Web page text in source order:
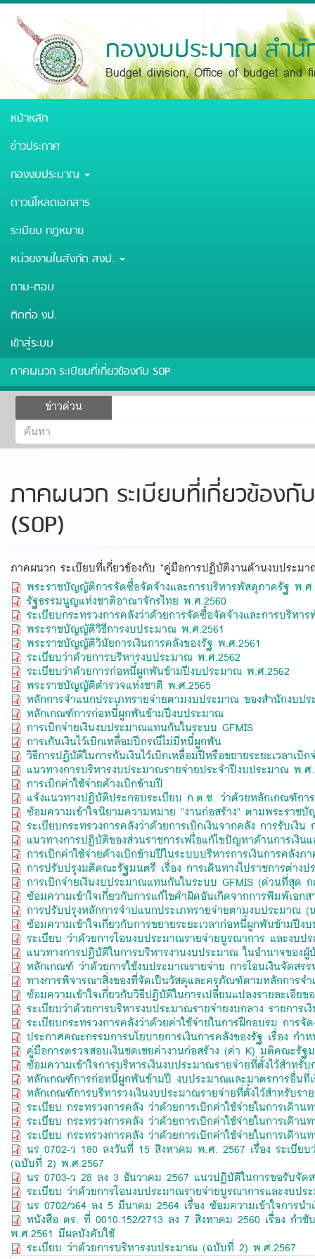
Skip
กองงบประมาณ สำนั
Budget division, Office of budget and
หน้าหลัก
ข่าวประกาศ
กองงบประมาณ
ดาวน์โหลดเอกสาร
ระเบียบ กฎหมาย
หน่วยงานในสังกัด สงป.
ถาม-ตอบ
ติดต่อ งป.
เข้าสู่ระบบ
ภาคผนวก ระเบียบที่เกี่ยวข้องกับ SOP
ข่าวด่วน
ฟอร์ม
ค้นหา
ค้นหา
ภาคผนวก ระเบียบที่เกี่ยวข้อ
(SOP)
ภาคผนวก ระเบียบที่เกี่ยวข้องกับ "คู่มือการปฏิบัติงานด้านงบประม
พระราชบัญญัติการจัดซื้อจัดจ้างและการบริหารพัสดุภาครัฐ พ.ศ
รัฐธรรมนูญแห่งชาติอาณาจักรไทย พ.ศ.2560
ระเบียบกระทรวงการคลังว่าด้วยการจัดซื้อจัดจ้างและการบริหา
พระราชบัญญัติวิธีการงบประมาณ พ.ศ.2561
พระราชบัญญัติวินัยการเงินการคลังของรัฐ พ.ศ.2561
ระเบียบว่าด้วยการบริหารงบประมาณ พ.ศ.2562
ระเบียบว่าด้วยการก่อหนี้ผูกพันข้ามปีงบประมาณ พ.ศ.2562
พระราชบัญญัติตำรวจแห่งชาติ พ.ศ.2565
หลักการจำแนกประเภทรายจ่ายตามงบประมาณ ของสำนักงบป
หลักเกณฑ์การก่อหนี้ผูกพันข้ามปีงบประมาณ
การเบิกจ่ายเงินงบประมาณแทนกันในระบบ GFMIS
การเกันเงินไว้เบิกเหลื่อมปีกรณีไม่มีหนี้ผูกพัน
วิธีการปฏิบัติในการกันเงินไว้เบิกเหลื่อมปีหรือขยายระยะเวลาเ
แนวทางการบริหารงบประมาณรายจ่ายประจำปีงบประมาณ พ.
การเบิกค่าใช้จ่ายค้างเบิกข้ามปี
แจ้งแนวทางปฏิบัติประกอบระเบียบ ก.ต.ช. ว่าด้วยหลักเกณฑ์ก
ซ้อมความเข้าใจนิยามความหมาย "งานก่อสร้าง" ตามพระรา
ระเบียบกระทรวงการคลังว่าด้วยการเบิกเงินจากคลัง การรับเงิ
แนวทางการปฏิบัติของส่วนราชการเพเื่อแก้ไขปัญหาด้านการเงิน
การเบิกค่าใช้จ่ายค้างเบิกข้ามปีในระบบบริหารการเงินการคลัง
การปรับปรุงมติคณะรัฐมนตรี เรื่อง การเดินทางไปราชการต่าง
การเบิกจ่ายเงินงบประมาณแทนกันในระบบ GFMIS (ด่วนที่สุด ก
ซ้อมความเข้าใจเกี่่ยวกับการแก้ไขคำผิดอันเกิดจากการพิมพ์เ
การปรับปรุงหลักการจำปแนกประเภทรายจ่ายตามงบประมาณ (
ซ้อมความเข้าใจเกี่ยวกับการขยายระยะเวลาก่อหนี้ผูกพันข้ามปี
ระเบียบ ว่าด้วยการโอนงบประมาณรายจ่ายบูรณาการ และงบ
แนวทางการปฏิบัติในการบริหารงานงบประมาณ ในอำนาจของ
หลักเกณฑ์ ว่าด้วยการใช้งบประมาณรายจ่าย การโอนเงินจัดสร
ทางการพิจารณาสิ่งของที่จัดเป็นวัสดุและครุภัณฑ์ตามหลักการจ
ซ้อมความเข้าใจเกี่ยวกับวิธีปฏิบัติในการเปลี่ยนแปลงรายละเอี
ระเบียบว่าด้วยการบริหารงบประมาณรายจ่ายงบกลาง รายการ
ระเบียบกระทรวงการคลังว่าด้วยค่าใช้จ่ายในการฝึกอบรม กา
ประกาศคณะกรรมการนโยบายการเงินการคลังของรัฐ เรื่อง ก
คู่มือการตรวจสอบเงินชดเชยค่างานก่อสร้าง (ค่า K) มติคณะรัฐ
ซ้อมความเข้าใจการบริหารเงินงบประมาณรายจ่ายที่ตั้งไว้สำ
หลักเกณฑ์การก่อหนี้ผูกพันข้ามปี งบประมาณและมาตรการอื่นที่เ
หลักเกณฑ์การบริหารวงเงินงบประมาณรายจ่ายที่ตั้งไว้สำหรับร
ระเบียบ กระทรวงการคลัง ว่าด้วยการเบิกค่าใช้จ่ายในการเดิาน
ระเบียบ กระทรวงการคลัง ว่าด้วยการเบิกค่าใช้จ่ายในการเดิา
ระเบียบ กระทรวงการคลัง ว่าด้วยการเบิกค่าใช้จ่ายในการเดิา
นร 0702-ว 180 ลงวันที่ 15 สิงหาคม พ.ศ. 2567 เรื่อง ระเบีย
(ฉบับที่ 2) พ.ศ.2567
นร 0703-ว 28 ลง 3 ธันวาคม 2567 แนวปฏิบัติในการขอรับจัด
ระเบียบ ว่าด้วยการโอนงบประมาณรายจ่ายบูรณาการและงบ
นร 0702/ว64 ลง 5 มีนาคม 2564 เรื่อง ซ้อมความเข้าใจการ
หนังสือ ตร. ที่ 0010.152/2713 ลง 7 สิงหาคม 2560 เรื่อง ก
พ.ศ.2561 มีผลบังคับใช้
ระเบียบ ว่าด้วยการบริหารงบประมาณ (ฉบับที่ 2) พ.ศ.2567